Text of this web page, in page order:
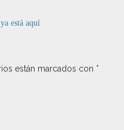
está aquí
están marcados con *